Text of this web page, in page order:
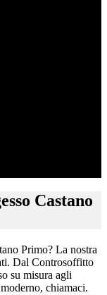
Castano
Primo? La nostra
Dal Controsoffitto
su misura agli
chiamaci.